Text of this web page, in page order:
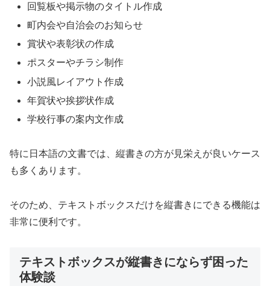
回覧板や掲示物のタイトル作成
町内会や自治会のお知らせ
賞状や表彰状の作成
ポスターやチラシ制作
小説風レイアウト作成
年賀状や挨拶状作成
学校行事の案内文作成
特に日本語の文書では、縦書きの方が見栄えが良いケース
も多くあります。
そのため、テキストボックスだけを縦書きにできる機能は
非常に便利です。
テキストボックスが縦書きにならず困った
体験談